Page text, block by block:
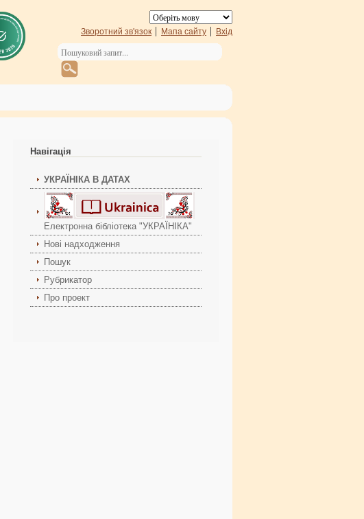
Зворотний зв'язок Мапа сайту Вхід
Навігація
УКРАЇНІКА В ДАТАХ
Електронна бібліотека "УКРАЇНІКА"
Нові надходження
Пошук
Рубрикатор
Про проект